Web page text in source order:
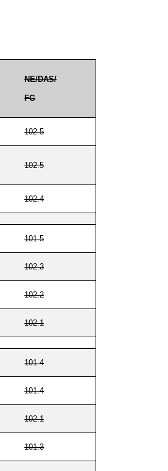
NE/DAS/
FG
102.5
102.5
102.4
101.5
102.3
102.2
102.1
101.4
101.4
102.1
101.3